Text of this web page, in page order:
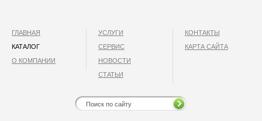
ГЛАВНАЯ
КАТАЛОГ
О КОМПАНИИ
УСЛУГИ
СЕРВИС
НОВОСТИ
СТАТЬИ
КОНТАКТЫ
КАРТА САЙТА